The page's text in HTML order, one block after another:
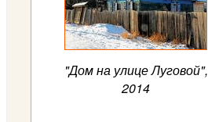
"Дом на улице Луговой",
2014